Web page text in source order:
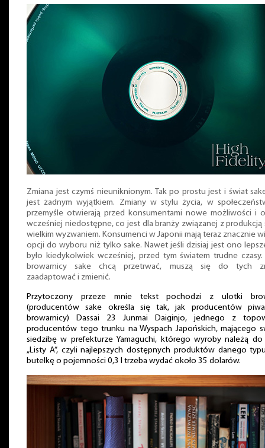
Zmiana jest czymś nieuniknionym. Tak po prostu jest i świat
jest żadnym wyjątkiem. Zmiany w stylu życia, w
przemyśle otwierają przed konsumentami nowe możliwości i
wcześniej niedostępne, co jest dla branży związanej z produkcją
wielkim wyzwaniem. Konsumenci w Japonii mają teraz znacznie
opcji do wyboru niż tylko sake. Nawet jeśli dzisiaj jest ono
było kiedykolwiek wcześniej, przed tym światem trudne czasy.
browarnicy sake chcą przetrwać, muszą się do tych
zaadaptować i zmienić.
Przytoczony przeze mnie tekst pochodzi z ulotki
(producentów sake określa się tak, jak producentów
browarnicy) Dassai 23 Junmai Daiginjo, jednego z
producentów tego trunku na Wyspach Japońskich, mającego
siedzibę w prefekturze Yamaguchi, którego wyroby należą do
„Listy A”, czyli najlepszych dostępnych produktów danego
butelkę o pojemności 0,3 l trzeba wydać około 35 dolarów.